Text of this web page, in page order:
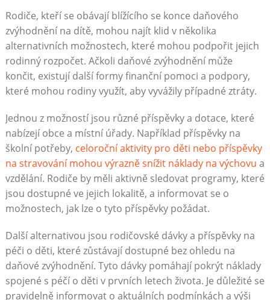
Rodiče, kteří se obávají blížícího se konce daňového
zvýhodnění na dítě, mohou najít klid v několika
alternativních možnostech, které mohou podpořit jejich
rodinný rozpočet. Ačkoli daňové zvýhodnění může
končit, existují další formy finanční pomoci a podpory,
které mohou rodiny využít, aby vyvážily případné ztráty.
Jednou z možností jsou různé příspěvky a dotace, které
nabízejí obce a místní úřady. Například příspěvky na
školní potřeby, celoroční aktivity pro děti nebo příspěvky
na stravování mohou výrazně snížit náklady na výchovu a
vzdělání. Rodiče by měli aktivně sledovat programy, které
jsou dostupné ve jejich lokalitě, a informovat se o
možnostech, jak lze o tyto příspěvky požádat.
Další alternativou jsou rodičovské dávky a příspěvky na
péči o děti, které zůstávají dostupné bez ohledu na
daňové zvýhodnění. Tyto dávky pomáhají pokrýt náklady
spojené s péčí o děti v prvních letech života. Je důležité se
pravidelně informovat o aktuálních podmínkách a výši